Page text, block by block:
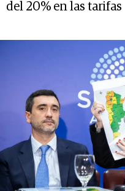
del 20% en las tarifas